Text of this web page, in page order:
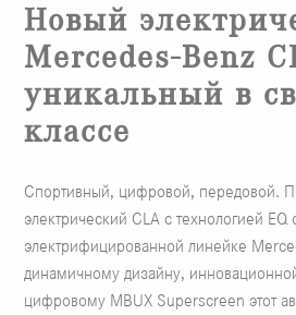
Новый
Mercedes-Benz
уникальный в
классе
Спортивный, цифровой, передовой.
электрический CLA с технологией EQ
электрифицированной линейке
динамичному дизайну,
цифровому MBUX Superscreen этот